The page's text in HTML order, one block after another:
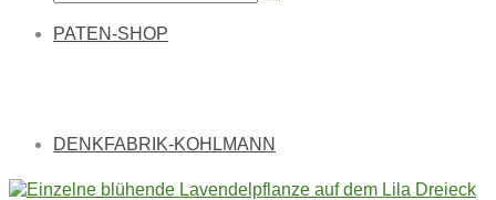
PATEN-SHOP
DENKFABRIK-KOHLMANN